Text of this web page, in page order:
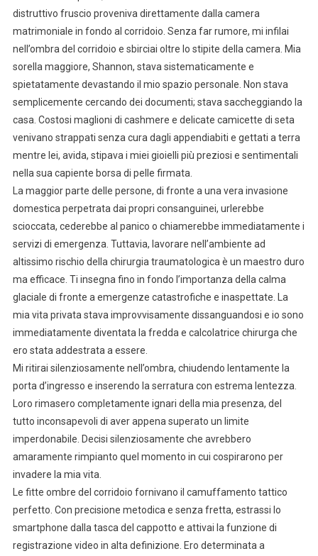
distruttivo fruscio proveniva direttamente dalla camera
matrimoniale in fondo al corridoio. Senza far rumore, mi infilai
nell’ombra del corridoio e sbirciai oltre lo stipite della camera. Mia
sorella maggiore, Shannon, stava sistematicamente e
spietatamente devastando il mio spazio personale. Non stava
semplicemente cercando dei documenti; stava saccheggiando la
casa. Costosi maglioni di cashmere e delicate camicette di seta
venivano strappati senza cura dagli appendiabiti e gettati a terra
mentre lei, avida, stipava i miei gioielli più preziosi e sentimentali
nella sua capiente borsa di pelle firmata.
La maggior parte delle persone, di fronte a una vera invasione
domestica perpetrata dai propri consanguinei, urlerebbe
scioccata, cederebbe al panico o chiamerebbe immediatamente i
servizi di emergenza. Tuttavia, lavorare nell’ambiente ad
altissimo rischio della chirurgia traumatologica è un maestro duro
ma efficace. Ti insegna fino in fondo l’importanza della calma
glaciale di fronte a emergenze catastrofiche e inaspettate. La
mia vita privata stava improvvisamente dissanguandosi e io sono
immediatamente diventata la fredda e calcolatrice chirurga che
ero stata addestrata a essere.
Mi ritirai silenziosamente nell’ombra, chiudendo lentamente la
porta d’ingresso e inserendo la serratura con estrema lentezza.
Loro rimasero completamente ignari della mia presenza, del
tutto inconsapevoli di aver appena superato un limite
imperdonabile. Decisi silenziosamente che avrebbero
amaramente rimpianto quel momento in cui cospirarono per
invadere la mia vita.
Le fitte ombre del corridoio fornivano il camuffamento tattico
perfetto. Con precisione metodica e senza fretta, estrassi lo
smartphone dalla tasca del cappotto e attivai la funzione di
registrazione video in alta definizione. Ero determinata a